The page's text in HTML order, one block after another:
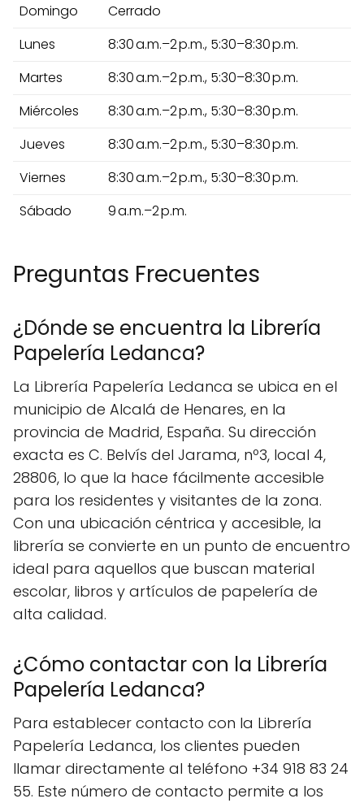
Domingo
Cerrado
Lunes
8:30 a.m.–2 p.m., 5:30–8:30 p.m.
Martes
8:30 a.m.–2 p.m., 5:30–8:30 p.m.
Miércoles
8:30 a.m.–2 p.m., 5:30–8:30 p.m.
Jueves
8:30 a.m.–2 p.m., 5:30–8:30 p.m.
Viernes
8:30 a.m.–2 p.m., 5:30–8:30 p.m.
Sábado
9 a.m.–2 p.m.
Preguntas Frecuentes
¿Dónde se encuentra la Librería
Papelería Ledanca?
La Librería Papelería Ledanca se ubica en el
municipio de Alcalá de Henares, en la
provincia de Madrid, España. Su dirección
exacta es C. Belvís del Jarama, nº3, local 4,
28806, lo que la hace fácilmente accesible
para los residentes y visitantes de la zona.
Con una ubicación céntrica y accesible, la
librería se convierte en un punto de encuentro
ideal para aquellos que buscan material
escolar, libros y artículos de papelería de
alta calidad.
¿Cómo contactar con la Librería
Papelería Ledanca?
Para establecer contacto con la Librería
Papelería Ledanca, los clientes pueden
llamar directamente al teléfono +34 918 83 24
55. Este número de contacto permite a los